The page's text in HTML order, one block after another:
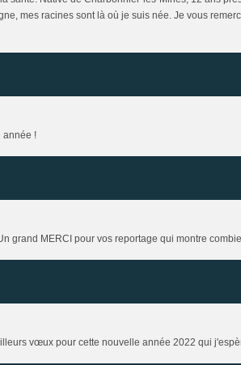
mes racines sont là où je suis née. Je vous
année !
grand MERCI pour vos reportage qui montre
vœux pour cette nouvelle année 2022 qui